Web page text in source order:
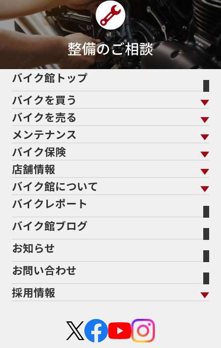
整備のご相談
バイク館トップ
バイクを買う
バイクを買う トップ
バイクを探す
メーカーから探す
色から探す
スタイルから探す
排気量から探す
地域から探す
走行距離から探す
中古車から探す
バイクを売る
バイクを売る トップ
バイク館買取の強み
バイクを高く売るコツ
バイク買取の流れ
全国展開の強み
よくあるご質問
バイク買取強化車両
メーカー別買取相場・
ヤマハ
ホンダ
スズキ
トライアンフ
アプリリア
KTM
モトグッツイ
メンテナンス
メンテナンス トップ
バイク点検
バイク車検
Bikeep
プロテクションフィルム
バイク保険
バイク保険 トップ
自賠責保険
任意保険
バイク保険無料見積り（現在未加入の方）
バイク保険無料見積り（他社でご加入の方）
盗難保険
店舗情報
店舗情報 トップ
北海道
宮城
福島
茨城
栃木
兵庫
バイク館について
バイク館について トップ
バイク館が選ばれる理由
会社概要
沿革
二輪公正取引協議会加盟店
バイクレポート
バイク館ブログ
お知らせ
お問い合わせ
採用情報
中途採用・アルバイト